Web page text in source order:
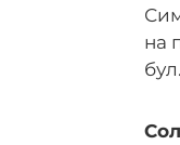
на